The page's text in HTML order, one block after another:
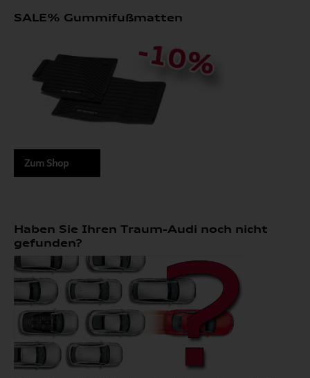
SALE% Gummifußmatten
Zum Shop
Haben Sie Ihren Traum-Audi noch nicht
gefunden?